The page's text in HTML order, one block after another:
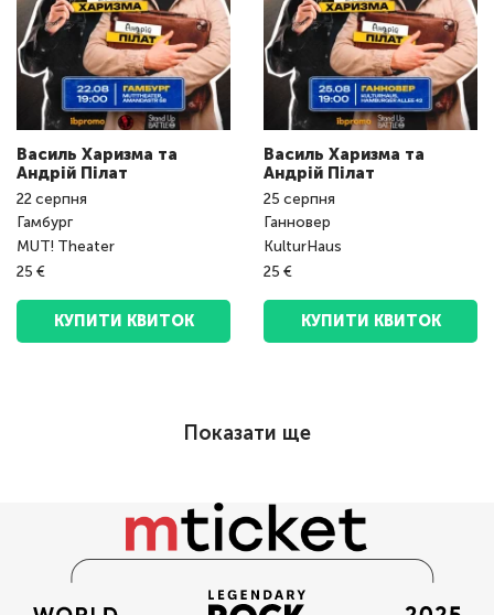
Василь Харизма та
Андрій Пілат
22серпня
Гамбург
MUT! Theater
25 €
КУПИТИ КВИТОК
Василь Харизма та
Андрій Пілат
25 серпня
Ганновер
KulturHaus
25 €
КУПИТИ КВИТОК
Показати ще